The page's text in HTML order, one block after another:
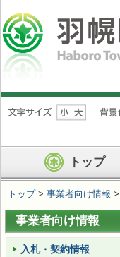
ナ
ビ
ン
を
ば
す
トップ
トップ> 事業者向け情報 >
事業者向け情報
入札・契約情報